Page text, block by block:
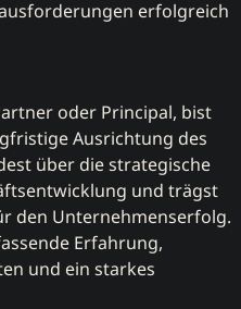
erfolgreich
oder Principal, bist
Ausrichtung des
über die strategische
und trägst
den Unternehmenserfolg.
Erfahrung,
und ein starkes